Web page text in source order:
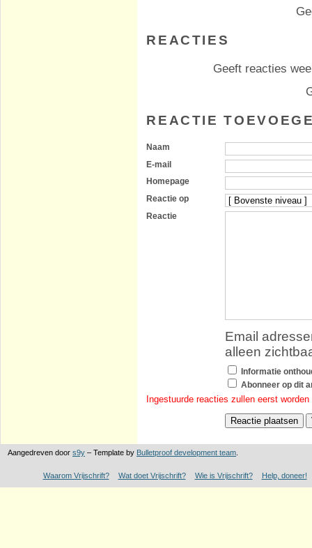
REACTIES
Geeft reacties
REACTIE
Naam
E-mail
Homepage
Reactie op
Reactie
Email
alleen
Informatie
Abonneer op dit
Ingestuurde reacties zullen eerst
Aangedreven door s9y – Template by Bulletproof development team
Waarom Vrijschrift? Wat doet Vrijschrift? Wie is Vrijschrift? Help, doneer!